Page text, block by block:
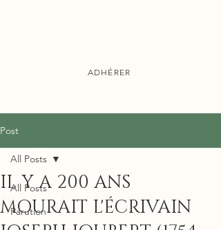
ADHÉRER
Post
All Posts
Parution
All Posts
IL Y A 200 ANS
MOURAIT L'ÉCRIVAIN